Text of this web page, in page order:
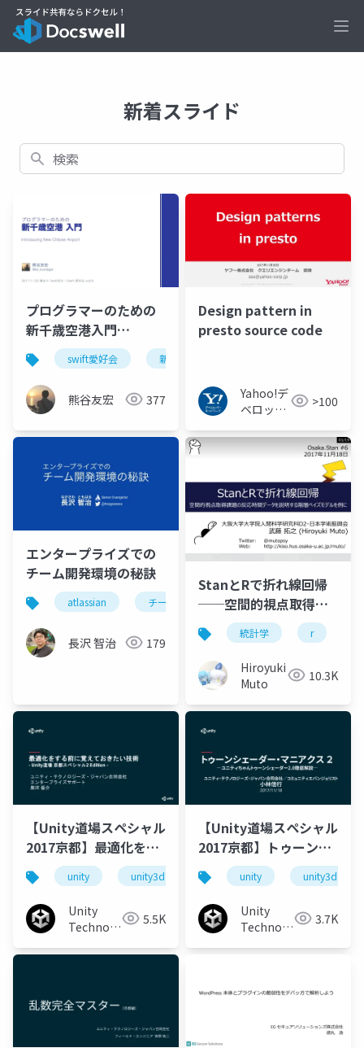
新着スライド
検索
プログラマーのための
新千歳空港入門
#love_swift
swift愛好会 新千歳空港
熊谷友宏 377
Design pattern in
presto source code
Yahoo!デ
ベロッパ
ワーク
>100
エンタープライズでの
チーム開発環境の秘訣
atlassian チーム開発 agile アトラシアン
長沢 智治 179
StanとRで折れ線回帰
──空間的視点取得課
題の反応時間データを
説明する階層ベイズモ
デルを例に──
統計学 r
Hiroyuki
Muto
10.3K
【Unity道場スペシャル
2017京都】最適化をす
る前に覚えておきたい
技術
unity unity3d 最適化 unity道場
Unity
Technologies 5.5K
【Unity道場スペシャル
2017京都】トゥーンシ
ェーダー・マニアクス2
unity unity3d
Unity
Technologies 3.7K